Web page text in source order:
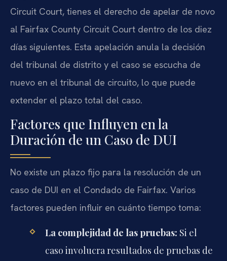
Circuit Court, tienes el derecho de apelar de novo
al Fairfax County Circuit Court dentro de los diez
días siguientes. Esta apelación anula la decisión
del tribunal de distrito y el caso se escucha de
nuevo en el tribunal de circuito, lo que puede
extender el plazo total del caso.
Factores que Influyen en la
Duración de un Caso de DUI
No existe un plazo fijo para la resolución de un
caso de DUI en el Condado de Fairfax. Varios
factores pueden influir en cuánto tiempo toma:
La complejidad de las pruebas: Si el
caso involucra resultados de pruebas de